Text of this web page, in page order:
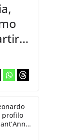
profilo